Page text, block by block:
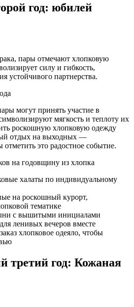
год: юбилей
пары отмечают хлопковую
силу и гибкость,
устойчивого партнерства.
могут принять участие в
мягкость и теплоту их
роскошную хлопковую одежду
отдых на выходных —
это радостное событие.
на годовщину из хлопка
халаты по индивидуальному
на роскошный курорт,
тематике
с вышитыми инициалами
ленивых вечеров вместе
хлопковое одеяло, чтобы
третий год: Кожаная